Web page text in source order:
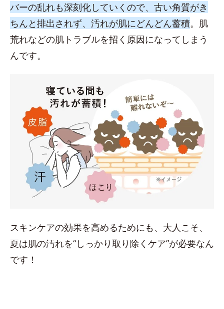
バーの乱れも深刻化していくので、古い角質がき
ちんと排出されず、汚れが肌にどんどん蓄積。肌
荒れなどの肌トラブルを招く原因になってしまう
んです。
スキンケアの効果を高めるためにも、大人こそ、
夏は肌の汚れを“しっかり取り除くケア”が必要なん
です！